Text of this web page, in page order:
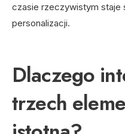
czasie rzeczywistym staje
personalizacji.
Dlaczego
trzech